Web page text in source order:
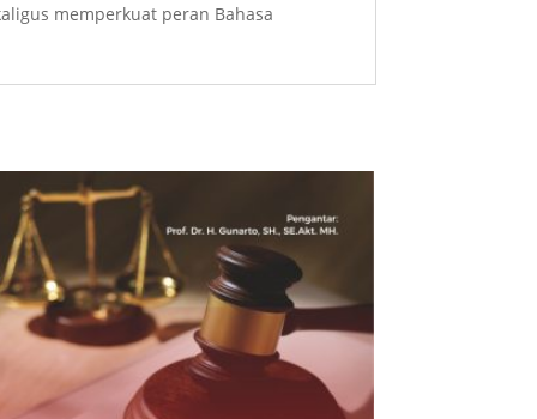
memperkuat peran Bahasa